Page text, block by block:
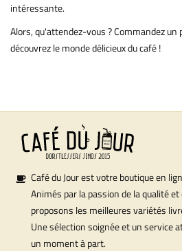
intéressante.
Alors, qu'attendez-vous ? Commandez un
découvrez le monde délicieux du café !
Café du Jour est votre boutique en
Animés par la passion de la qualité
proposons les meilleures variétés
Une sélection soignée et un service
un moment à part.